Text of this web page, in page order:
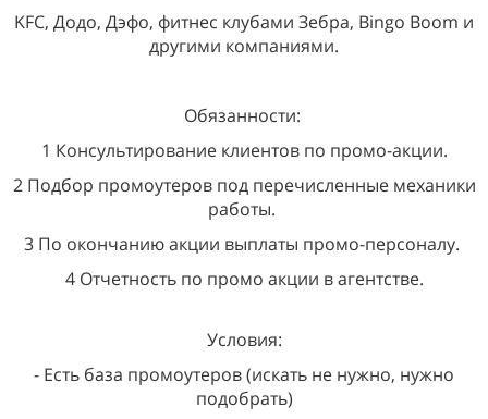
KFC, Додо, Дэфо, фитнес клубами Зебра, Bingo Boom и
другими компаниями.
Обязанности:
1 Консультирование клиентов по промо-акции.
2 Подбор промоутеров под перечисленные механики
работы.
3 По окончанию акции выплаты промо-персоналу.
4 Отчетность по промо акции в агентстве.
Условия:
- Есть база промоутеров (искать не нужно, нужно
подобрать)